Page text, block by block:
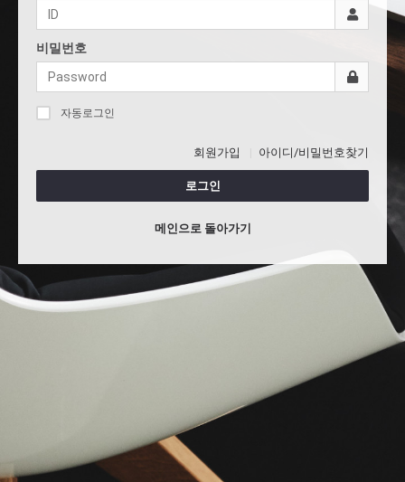
비밀번호
자동로그인
회원가입 아이디/비밀번호찾기
로그인
메인으로 돌아가기